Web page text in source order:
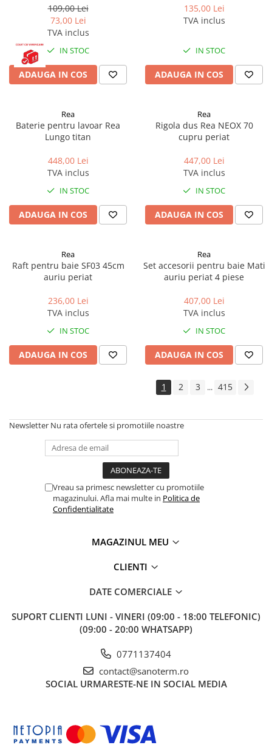
109,00 Lei
73,00 Lei
TVA inclus
IN STOC
ADAUGA IN COS
135,00 Lei
TVA inclus
IN STOC
ADAUGA IN COS
Rea
Baterie pentru lavoar Rea
Lungo titan
448,00 Lei
TVA inclus
IN STOC
ADAUGA IN COS
Rea
Rigola dus Rea NEOX 70
cupru periat
447,00 Lei
TVA inclus
IN STOC
ADAUGA IN COS
Rea
Raft pentru baie SF03 45cm
auriu periat
236,00 Lei
TVA inclus
IN STOC
ADAUGA IN COS
Rea
Set accesorii pentru baie Mati
auriu periat 4 piese
407,00 Lei
TVA inclus
IN STOC
ADAUGA IN COS
1 2 3 ... 415
Newsletter Nu rata ofertele si promotiile noastre
Vreau sa primesc newsletter cu promotiile
magazinului. Afla mai multe in Politica de
Confidentialitate
MAGAZINUL MEU
CLIENTI
DATE COMERCIALE
SUPORT CLIENTI LUNI - VINERI (09:00 - 18:00 TELEFONIC)
(09:00 - 20:00 WHATSAPP)
0771137404
contact@sanoterm.ro
SOCIAL URMARESTE-NE IN SOCIAL MEDIA